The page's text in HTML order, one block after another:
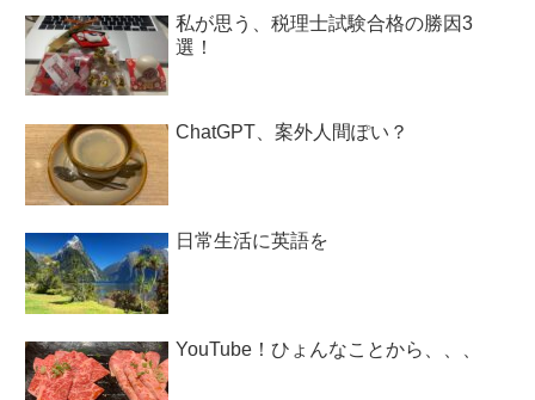
私が思う、税理士試験合格の勝因3
選！
ChatGPT、案外人間ぽい？
日常生活に英語を
YouTube！ひょんなことから、、、